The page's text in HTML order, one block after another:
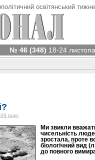
освітянський
№ 46 (348) 18-24
року
Ми звикли
чисельність
зростала, проте
біологічний вид
до повного